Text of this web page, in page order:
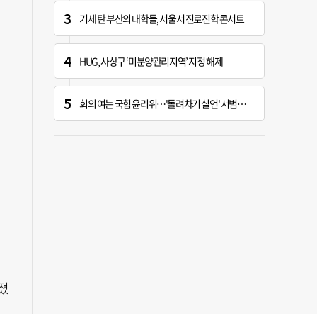
기세 탄 부산의 대학들, 서울서 진로진학 콘서트
HUG, 사상구 ‘미분양관리지역’ 지정 해제
회의 여는 국힘 윤리위…'돌려차기 실언' 서범수 징계 개시 가능성 주목